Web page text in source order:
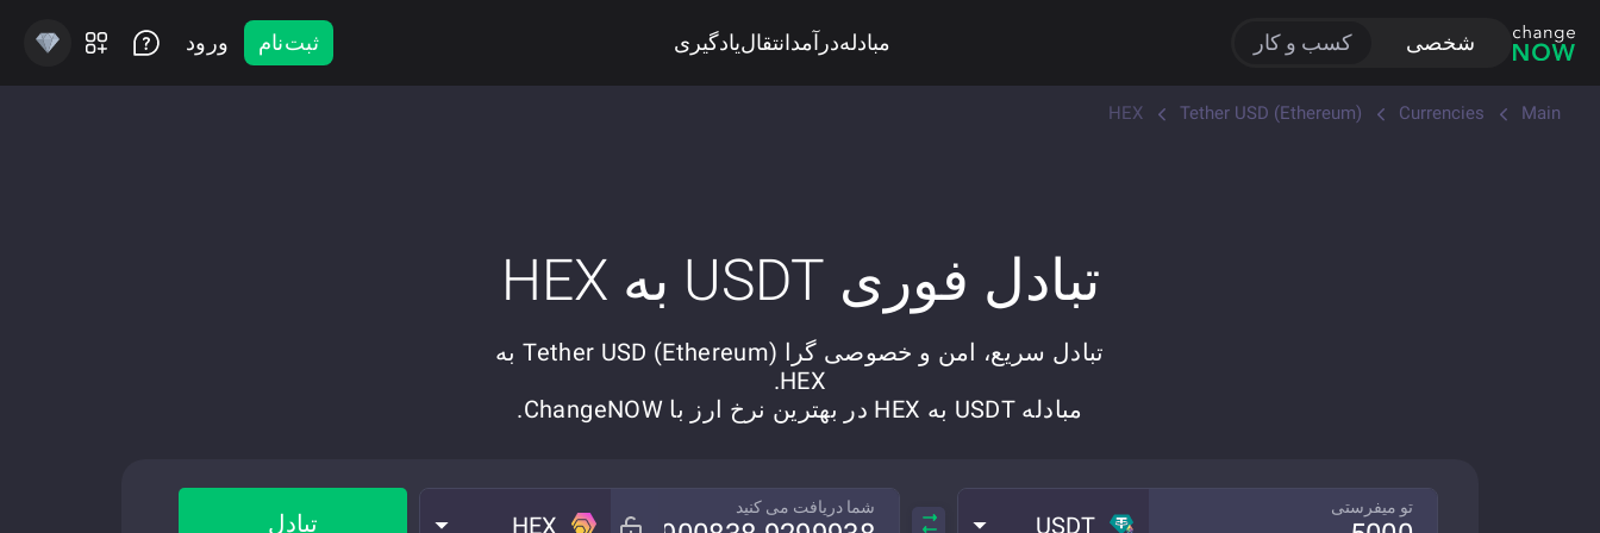
شخصی کسب و کار مبادلهدرآمدانتقالیادگیری ثبت‌نام ورود
Main
Currencies
Tether USD (Ethereum)
HEX
تبادل فوری USDT به HEX
تبادل سریع، امن و خصوصی گرا Tether USD (Ethereum) به
HEX.
مبادله USDT به HEX در بهترین نرخ ارز با ChangeNOW.
تو میفرستی
USDT
شما دریافت می کنید
HEX تبادل